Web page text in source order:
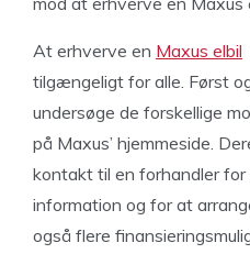
At erhverve en Maxus elbil
tilgængeligt for alle. Først
undersøge de forskellige
på Maxus’ hjemmeside.
kontakt til en forhandler
information og for at
også flere